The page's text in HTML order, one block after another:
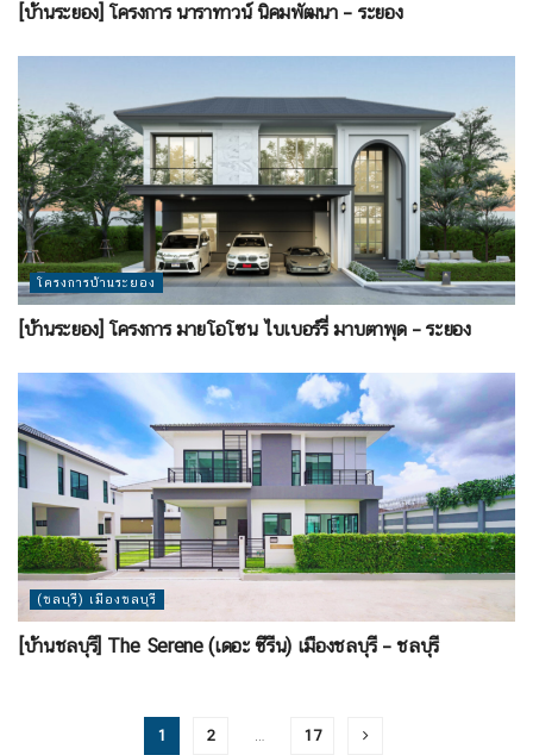
[บ้านระยอง] โครงการ นาราทาวน์ นิคมพัฒนา – ระยอง
โครงการบ้านระยอง
[บ้านระยอง] โครงการ มายโอโซน ไบเบอร์รี่ มาบตาพุด – ระยอง
(ชลบุรี) เมืองชลบุรี
[บ้านชลบุรี] The Serene (เดอะ ซีรีน) เมืองชลบุรี – ชลบุรี
1 2 … 17